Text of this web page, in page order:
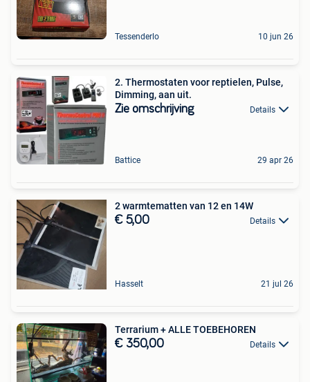
Tessenderlo 10 jun 26
2. Thermostaten voor reptielen, Pulse,
Dimming, aan uit.
Zie omschrijving Details
Battice 29 apr 26
2 warmtematten van 12 en 14W
€ 5,00 Details
Hasselt 21 jul 26
Terrarium + ALLE TOEBEHOREN
€ 350,00 Details